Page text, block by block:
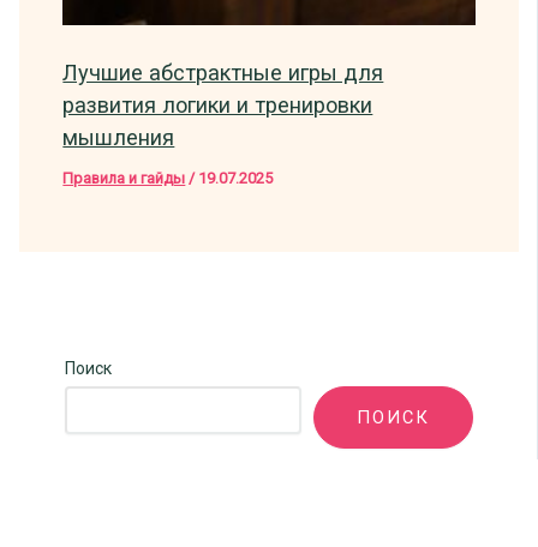
Лучшие абстрактные игры для
развития логики и тренировки
мышления
Правила и гайды / 19.07.2025
Поиск
ПОИСК